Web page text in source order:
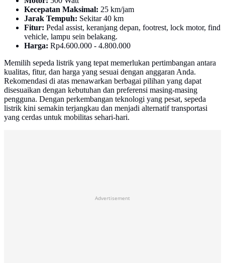
Kecepatan Maksimal: 25 km/jam
Jarak Tempuh: Sekitar 40 km
Fitur: Pedal assist, keranjang depan, footrest, lock motor, find
vehicle, lampu sein belakang.
Harga: Rp4.600.000 - 4.800.000
Memilih sepeda listrik yang tepat memerlukan pertimbangan antara
kualitas, fitur, dan harga yang sesuai dengan anggaran Anda.
Rekomendasi di atas menawarkan berbagai pilihan yang dapat
disesuaikan dengan kebutuhan dan preferensi masing-masing
pengguna. Dengan perkembangan teknologi yang pesat, sepeda
listrik kini semakin terjangkau dan menjadi alternatif transportasi
yang cerdas untuk mobilitas sehari-hari.
Advertisement